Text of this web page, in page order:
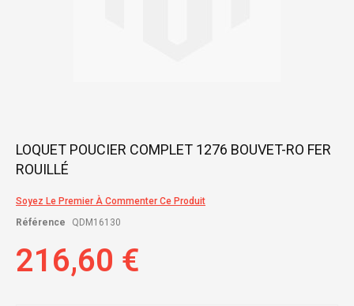
Skip
the
of
images
LOQUET POUCIER COMPLET 1276 BOUVET-RO FER
ROUILLÉ
Soyez Le Premier À Commenter Ce Produit
Référence
QDM16130
216,60 €